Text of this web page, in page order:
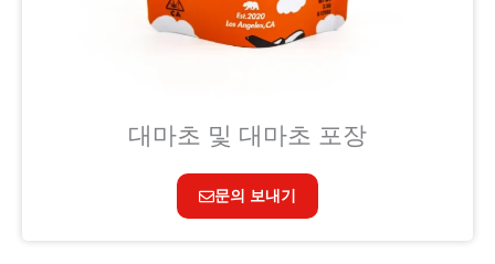
대마초 및 대마초 포장
문의 보내기